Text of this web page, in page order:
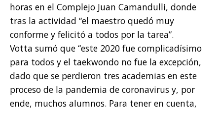
horas en el Complejo Juan Camandulli, donde
tras la actividad “el maestro quedó muy
conforme y felicitó a todos por la tarea”.
Votta sumó que “este 2020 fue complicadísimo
para todos y el taekwondo no fue la excepción,
dado que se perdieron tres academias en este
proceso de la pandemia de coronavirus y, por
ende, muchos alumnos. Para tener en cuenta,